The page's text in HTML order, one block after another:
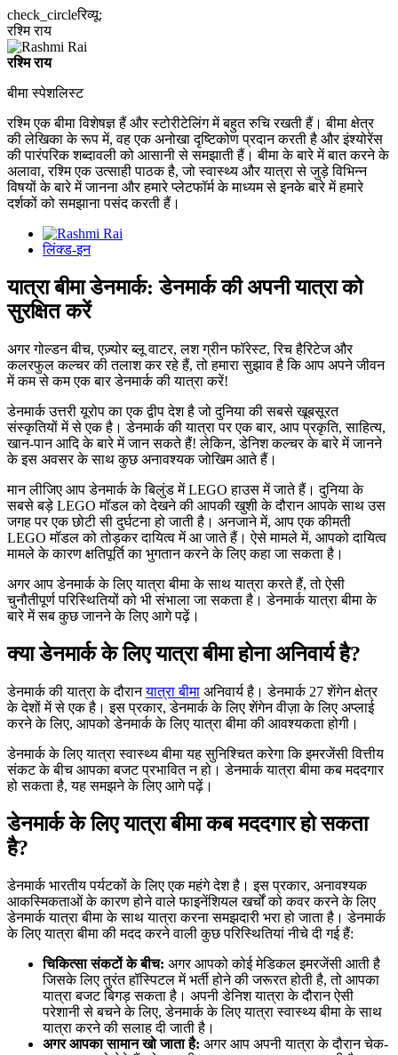
check_circleरिव्यू:
रश्मि राय
रश्मि राय
बीमा स्पेशलिस्ट
रश्मि एक बीमा विशेषज्ञ हैं और स्टोरीटेलिंग में बहुत रुचि रखती हैं। बीमा क्षेत्र
की लेखिका के रूप में, वह एक अनोखा दृष्टिकोण प्रदान करती है और इंश्योरेंस
की पारंपरिक शब्दावली को आसानी से समझाती हैं। बीमा के बारे में बात करने के
अलावा, रश्मि एक उत्साही पाठक है, जो स्वास्थ्य और यात्रा से जुड़े विभिन्न
विषयों के बारे में जानना और हमारे प्लेटफॉर्म के माध्यम से इनके बारे में हमारे
दर्शकों को समझाना पसंद करती हैं।
लिंक्ड-इन
यात्रा बीमा डेनमार्क: डेनमार्क की अपनी यात्रा को
सुरक्षित करें
अगर गोल्डन बीच, एज़्योर ब्लू वाटर, लश ग्रीन फॉरेस्ट, रिच हैरिटेज और
कलरफुल कल्चर की तलाश कर रहे हैं, तो हमारा सुझाव है कि आप अपने जीवन
में कम से कम एक बार डेनमार्क की यात्रा करें!
डेनमार्क उत्तरी यूरोप का एक द्वीप देश है जो दुनिया की सबसे खूबसूरत
संस्कृतियों में से एक है। डेनमार्क की यात्रा पर एक बार, आप प्रकृति, साहित्य,
खान-पान आदि के बारे में जान सकते हैं! लेकिन, डेनिश कल्चर के बारे में जानने
के इस अवसर के साथ कुछ अनावश्यक जोखिम आते हैं।
मान लीजिए आप डेनमार्क के बिलुंड में LEGO हाउस में जाते हैं। दुनिया के
सबसे बड़े LEGO मॉडल को देखने की आपकी खुशी के दौरान आपके साथ उस
जगह पर एक छोटी सी दुर्घटना हो जाती है। अनजाने में, आप एक कीमती
LEGO मॉडल को तोड़कर दायित्व में आ जाते हैं। ऐसे मामले में, आपको दायित्व
मामले के कारण क्षतिपूर्ति का भुगतान करने के लिए कहा जा सकता है।
अगर आप डेनमार्क के लिए यात्रा बीमा के साथ यात्रा करते हैं, तो ऐसी
चुनौतीपूर्ण परिस्थितियों को भी संभाला जा सकता है। डेनमार्क यात्रा बीमा के
बारे में सब कुछ जानने के लिए आगे पढ़ें।
क्या डेनमार्क के लिए यात्रा बीमा होना अनिवार्य है?
डेनमार्क की यात्रा के दौरानयात्रा बीमा अनिवार्य है। डेनमार्क 27 शेंगेन क्षेत्र
के देशों में से एक है। इस प्रकार, डेनमार्क के लिए शेंगेन वीज़ा के लिए अप्लाई
करने के लिए, आपको डेनमार्क के लिए यात्रा बीमा की आवश्यकता होगी।
डेनमार्क के लिए यात्रा स्वास्थ्य बीमा यह सुनिश्चित करेगा कि इमरजेंसी वित्तीय
संकट के बीच आपका बजट प्रभावित न हो। डेनमार्क यात्रा बीमा कब मददगार
हो सकता है, यह समझने के लिए आगे पढ़ें।
डेनमार्क के लिए यात्रा बीमा कब मददगार हो सकता
है?
डेनमार्क भारतीय पर्यटकों के लिए एक महंगे देश है। इस प्रकार, अनावश्यक
आकस्मिकताओं के कारण होने वाले फाइनेंशियल खर्चों को कवर करने के लिए
डेनमार्क यात्रा बीमा के साथ यात्रा करना समझदारी भरा हो जाता है। डेनमार्क
के लिए यात्रा बीमा की मदद करने वाली कुछ परिस्थितियां नीचे दी गई हैं:
चिकित्सा संकटों के बीच: अगर आपको कोई मेडिकल इमरजेंसी आती है
जिसके लिए तुरंत हॉस्पिटल में भर्ती होने की जरूरत होती है, तो आपका
यात्रा बजट बिगड़ सकता है। अपनी डेनिश यात्रा के दौरान ऐसी
परेशानी से बचने के लिए, डेनमार्क के लिए यात्रा स्वास्थ्य बीमा के साथ
यात्रा करने की सलाह दी जाती है।
अगर आपका सामान खो जाता है: अगर आप अपनी यात्रा के दौरान चेक-